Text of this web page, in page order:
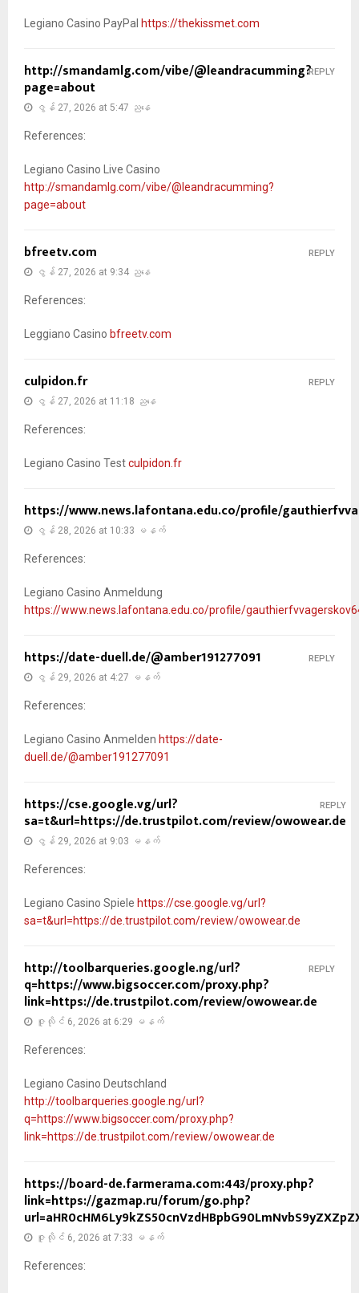
Legiano Casino PayPal https://thekissmet.com
http://smandamlg.com/vibe/@leandracumming?
page=about
ဇွန် 27, 2026 at 5:47 ညနေ
References:
Legiano Casino Live Casino
http://smandamlg.com/vibe/@leandracumming?
page=about
REPLY
bfreetv.com
ဇွန် 27, 2026 at 9:34 ညနေ
References:
Leggiano Casino bfreetv.com
REPLY
culpidon.fr
ဇွန် 27, 2026 at 11:18 ညနေ
References:
Legiano Casino Testculpidon.fr
REPLY
https://www.news.lafontana.edu.co/profile/
ဇွန် 28, 2026 at 10:33 မနက်
References:
Legiano Casino Anmeldung
https://www.news.lafontana.edu.co/profile/
https://date-duell.de/@amber191277091
ဇွန် 29, 2026 at 4:27 မနက်
References:
Legiano Casino Anmelden https://date-
duell.de/@amber191277091
REPLY
https://cse.google.vg/url?
sa=t&url=https://de.trustpilot.com/review/owowear.de
ဇွန် 29, 2026 at 9:03 မနက်
References:
Legiano Casino Spiele https://cse.google.vg/url?
sa=t&url=https://de.trustpilot.com/review/owowear.de
REPLY
http://toolbarqueries.google.ng/url?
q=https://www.bigsoccer.com/proxy.php?
link=https://de.trustpilot.com/review/owowear.de
ဇူလိုင် 6, 2026 at 6:29 မနက်
References:
Legiano Casino Deutschland
http://toolbarqueries.google.ng/url?
q=https://www.bigsoccer.com/proxy.php?
link=https://de.trustpilot.com/review/owowear.de
REPLY
https://board-de.farmerama.com:443/proxy.php?
link=https://gazmap.ru/forum/go.php?
ဇူလိုင် 6, 2026 at 7:33 မနက်
References: